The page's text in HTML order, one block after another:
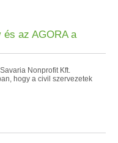
az AGORA a
Nonprofit Kft.
hogy a civil szervezetek